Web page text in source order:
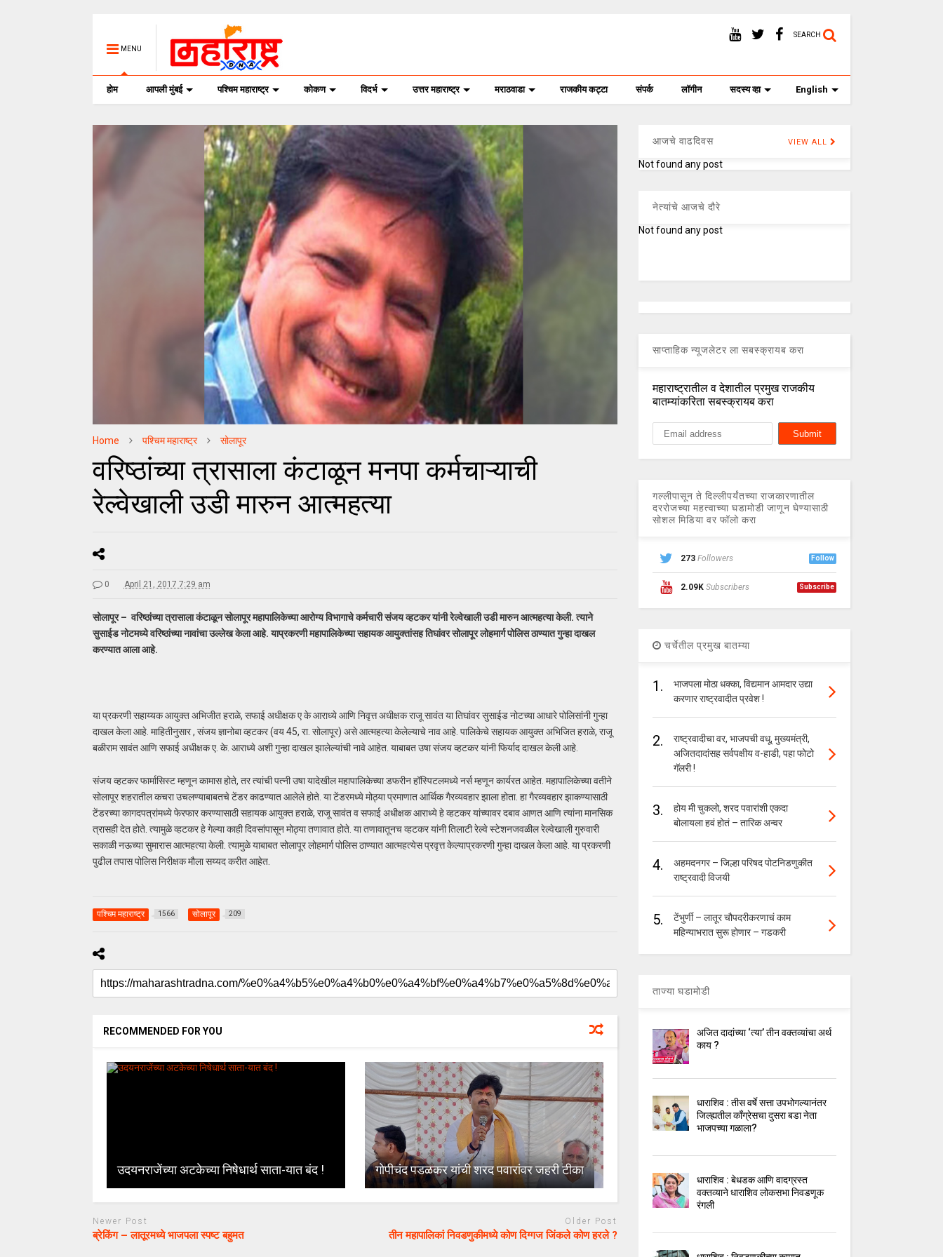
MENU
SEARCH
होम आपली मुंबई पश्चिम महाराष्ट्र कोकण विदर्भ उत्तर महाराष्ट्र मराठवाडा राजकीय कट्टा संपर्क लॉगीन सदस्य व्हा English
Home पश्चिम महाराष्ट्र सोलापूर
वरिष्ठांच्या त्रासाला कंटाळून मनपा कर्मचाऱ्याची
रेल्वेखाली उडी मारुन आत्महत्या
0 April 21, 2017 7:29 am
सोलापूर – वरिष्ठांच्या त्रासाला कंटाळून सोलापूर महापालिकेच्या आरोग्य विभागाचे कर्मचारी संजय व्हटकर यांनी रेल्वेखाली उडी मारुन आत्महत्या केली. त्याने
सुसाईड नोटमध्ये वरिष्ठांच्या नावांचा उल्लेख केला आहे. याप्रकरणी महापालिकेच्या सहायक आयुक्तांसह तिघांवर सोलापूर लोहमार्ग पोलिस ठाण्यात गुन्हा दाखल
करण्यात आला आहे.
या प्रकरणी सहाय्यक आयुक्त अभिजीत हराळे, सफाई अधीक्षक ए के आराध्ये आणि निवृत्त अधीक्षक राजू सावंत या तिघांवर सुसाईड नोटच्या आधारे पोलिसांनी गुन्हा
दाखल केला आहे. माहितीनुसार , संजय ज्ञानोबा व्हटकर (वय 45, रा. सोलापूर) असे आत्महत्या केलेल्याचे नाव आहे. पालिकेचे सहायक आयुक्त अभिजित हराळे, राजू
बळीराम सावंत आणि सफाई अधीक्षक ए. के. आराध्ये अशी गुन्हा दाखल झालेल्यांची नावे आहेत. याबाबत उषा संजय व्हटकर यांनी फिर्याद दाखल केली आहे.
संजय व्हटकर फार्मासिस्ट म्हणून कामास होते, तर त्यांची पत्नी उषा यादेखील महापालिकेच्या डफरीन हॉस्पिटलमध्ये नर्स म्हणून कार्यरत आहेत. महापालिकेच्या वतीने
सोलापूर शहरातील कचरा उचलण्याबाबतचे टेंडर काढण्यात आलेले होते. या टेंडरमध्ये मोठ्या प्रमाणात आर्थिक गैरव्यवहार झाला होता. हा गैरव्यवहार झाकण्यासाठी
टेंडरच्या कागदपत्रांमध्ये फेरफार करण्यासाठी सहायक आयुक्त हराळे, राजू सावंत व सफाई अधीक्षक आराध्ये हे व्हटकर यांच्यावर दबाव आणत आणि त्यांना मानसिक
त्रासही देत होते. त्यामुळे व्हटकर हे गेल्या काही दिवसांपासून मोठ्या तणावात होते. या तणावातूनच व्हटकर यांनी तिलाटी रेल्वे स्टेशनजवळील रेल्वेखाली गुरुवारी
सकाळी नऊच्या सुमारास आत्महत्या केली. त्यामुळे याबाबत सोलापूर लोहमार्ग पोलिस ठाण्यात आत्महत्येस प्रवृत्त केल्याप्रकरणी गुन्हा दाखल केला आहे. या प्रकरणी
पुढील तपास पोलिस निरीक्षक मौला सय्यद करीत आहेत.
पश्चिम महाराष्ट्र 1566 सोलापूर 209
RECOMMENDED FOR YOU
उदयनराजेंच्या अटकेच्या निषेधार्थ साता-यात बंद ! गोपीचंद पडळकर यांची शरद पवारांवर जहरी टीका
Newer Post
ब्रेकिंग – लातूरमध्ये भाजपला स्पष्ट बहुमत
Older Post
तीन महापालिकां निवडणुकीमध्ये कोण दिग्गज जिंकले कोण हरले ?
आजचे वाढदिवस VIEW ALL
Not found any post
नेत्यांचे आजचे दौरे
Not found any post
साप्ताहिक न्यूजलेटर ला सबस्क्रायब करा
महाराष्ट्रातील व देशातील प्रमुख राजकीय
बातम्यांकरिता सबस्क्रायब करा
गल्लीपासून ते दिल्लीपर्यंतच्या राजकारणातील
दररोजच्या महत्वाच्या घडामोडी जाणून घेण्यासाठी
सोशल मिडिया वर फॉलो करा
273 Followers Follow
2.09K Subscribers Subscribe
चर्चेतील प्रमुख बातम्या
1.
भाजपला मोठा धक्का, विद्यमान आमदार उद्या
करणार राष्ट्रवादीत प्रवेश !
2.
राष्ट्रवादीचा वर, भाजपची वधू, मुख्यमंत्री,
अजितदादांसह सर्वपक्षीय व-हाडी, पहा फोटो
गॅलरी !
3.
होय मी चुकलो, शरद पवारांशी एकदा
बोलायला हवं होतं – तारिक अन्वर
4.
अहमदनगर – जिल्हा परिषद पोटनिडणुकीत
राष्ट्रवादी विजयी
5.
टेंभुर्णी – लातूर चौपदरीकरणाचं काम
महिन्याभरात सुरू होणार – गडकरी
ताज्या घडामोडी
अजित दादांच्या ‘त्या’ तीन वक्तव्यांचा अर्थ
काय ?
धाराशिव : तीस वर्षे सत्ता उपभोगल्यानंतर
जिल्ह्यतील कॉंग्रेसचा दुसरा बडा नेता
भाजपच्या गळाला?
धाराशिव : बेधडक आणि वादग्रस्त
वक्तव्याने धाराशिव लोकसभा निवडणूक
रंगली